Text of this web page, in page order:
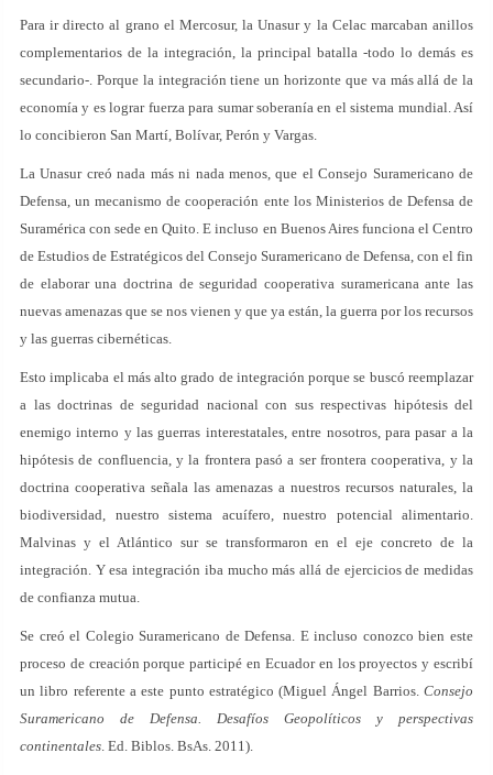
Para ir directo al grano el Mercosur, la Unasur y la Celac marcaban anillos
complementarios de la integración, la principal batalla -todo lo demás es
secundario-. Porque la integración tiene un horizonte que va más allá de la
economía y es lograr fuerza para sumar soberanía en el sistema mundial. Así
lo concibieron San Martí, Bolívar, Perón y Vargas.
La Unasur creó nada más ni nada menos, que el Consejo Suramericano de
Defensa, un mecanismo de cooperación ente los Ministerios de Defensa de
Suramérica con sede en Quito. E incluso en Buenos Aires funciona el Centro
de Estudios de Estratégicos del Consejo Suramericano de Defensa, con el fin
de elaborar una doctrina de seguridad cooperativa suramericana ante las
nuevas amenazas que se nos vienen y que ya están, la guerra por los recursos
y las guerras cibernéticas.
Esto implicaba el más alto grado de integración porque se buscó reemplazar
a las doctrinas de seguridad nacional con sus respectivas hipótesis del
enemigo interno y las guerras interestatales, entre nosotros, para pasar a la
hipótesis de confluencia, y la frontera pasó a ser frontera cooperativa, y la
doctrina cooperativa señala las amenazas a nuestros recursos naturales, la
biodiversidad, nuestro sistema acuífero, nuestro potencial alimentario.
Malvinas y el Atlántico sur se transformaron en el eje concreto de la
integración. Y esa integración iba mucho más allá de ejercicios de medidas
de confianza mutua.
Se creó el Colegio Suramericano de Defensa. E incluso conozco bien este
proceso de creación porque participé en Ecuador en los proyectos y escribí
un libro referente a este punto estratégico (Miguel Ángel Barrios. Consejo
Suramericano de Defensa. Desafíos Geopolíticos y perspectivas
continentales. Ed. Biblos. BsAs. 2011).